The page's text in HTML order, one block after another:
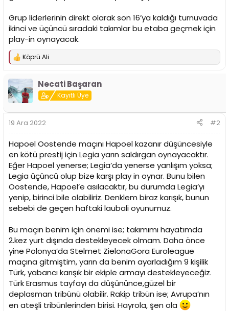
Grup liderlerinin direkt olarak son 16’ya kaldığı turnuvada
ikinci ve üçüncü sıradaki takımlar bu etaba geçmek için
play-in oynayacak.
T
p
k
i
l
:
Köprü Ali
Necati Başaran
Kayıtlı Üye
19 Ara 2022 #2
Hapoel Oostende maçını Hapoel kazanır düşüncesiyle
en kötü prestij için Legia yarın saldırgan oynayacaktır.
Eğer Hapoel yenerse; Legia’da yenerse yanlışım yoksa;
Legia üçüncü olup bize karşı play in oynar. Bunu bilen
Oostende, Hapoel’e asılacaktır, bu durumda Legia’yı
yenip, birinci bile olabiliriz. Denklem biraz karışık, bunun
sebebi de geçen haftaki laubali oyunumuz.
Bu maçın benim için önemi ise; takımımı hayatımda
2.kez yurt dışında destekleyecek olmam. Daha önce
yine Polonya’da Stelmet ZielonaGora Euroleague
maçına gitmiştim, yarın da benim ayarladığım 9 kişilik
Türk, yabancı karışık bir ekiple armayı destekleyeceğiz.
Türk Erasmus tayfayı da düşününce,güzel bir
deplasman tribünü olabilir. Rakip tribün ise; Avrupa’nın
en ateşli tribünlerinden birisi. Hayrola, şen ola